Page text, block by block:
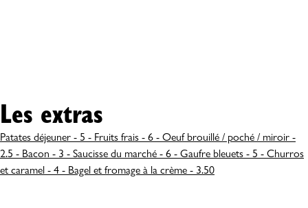
Les extras
Patates déjeuner - 5 - Fruits frais - 6 - Oeuf brouillé / poché / miroir -
2.5 - Bacon - 3 - Saucisse du marché - 6 - Gaufre bleuets - 5 - Churros
et caramel - 4 - Bagel et fromage à la crème - 3.50